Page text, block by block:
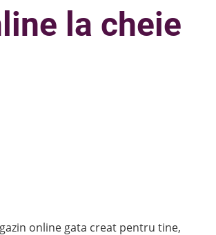
la cheie
online gata creat pentru tine,